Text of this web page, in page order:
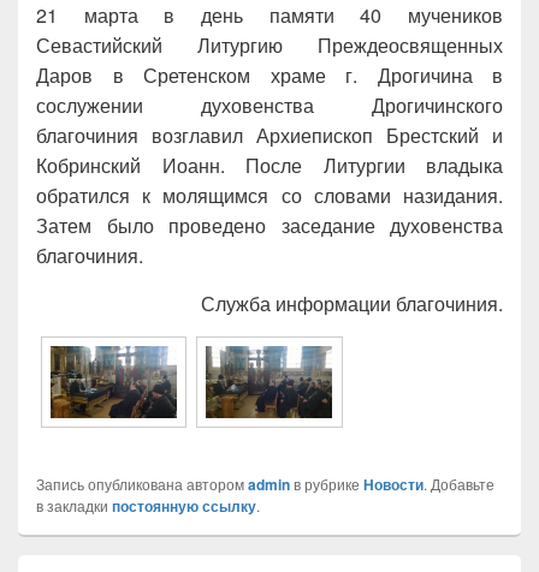
21 марта в день памяти 40 мучеников
Севастийский Литургию Преждеосвященных
Даров в Сретенском храме г. Дрогичина в
сослужении духовенства Дрогичинского
благочиния возглавил Архиепископ Брестский и
Кобринский Иоанн. После Литургии владыка
обратился к молящимся со словами назидания.
Затем было проведено заседание духовенства
благочиния.
Служба информации благочиния.
Запись опубликована авторомadminв рубрике Новости. Добавьте
в закладки постоянную ссылку.